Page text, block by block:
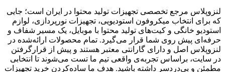
لنزوپلاس مرجع تخصصی تجهیزات تولید محتوا در ایران است؛ جایی
که برای انتخاب میکروفون استودیویی، تجهیزات نورپردازی، لوازم
استودیو خانگی و کیت‌های تولید محتوا با موبایل، یک مسیر شفاف و
حرفه‌ای پیش روی شما قرار می‌گیرد. تمام محصولات ارائه‌شده در
لنزوپلاس اصل و دارای گارانتی معتبر هستند و پیش از قرارگرفتن
در سایت، براساس تجربه‌ی واقعی تیم ما تست می‌شوند تا انتخابی
مطمئن و بی‌دردسر داشته باشید. هدف ما ساده‌کردن خرید تجهیزات